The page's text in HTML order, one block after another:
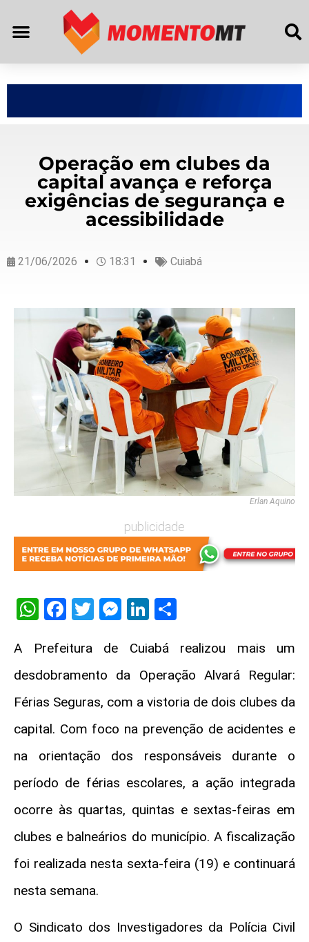
Operação em clubes da
capital avança e reforça
exigências de segurança e
acessibilidade
21/06/2026 18:31 Cuiabá
Erlan Aquino
publicidade
WhatsApp
Facebook
Twitter
Messenger
LinkedIn
A Prefeitura de Cuiabá realizou mais um
desdobramento da Operação Alvará Regular:
Férias Seguras, com a vistoria de dois clubes da
capital. Com foco na prevenção de acidentes e
na orientação dos responsáveis durante o
período de férias escolares, a ação integrada
ocorre às quartas, quintas e sextas-feiras em
clubes e balneários do município. A fiscalização
foi realizada nesta sexta-feira (19) e continuará
nesta semana.
O Sindicato dos Investigadores da Polícia Civil